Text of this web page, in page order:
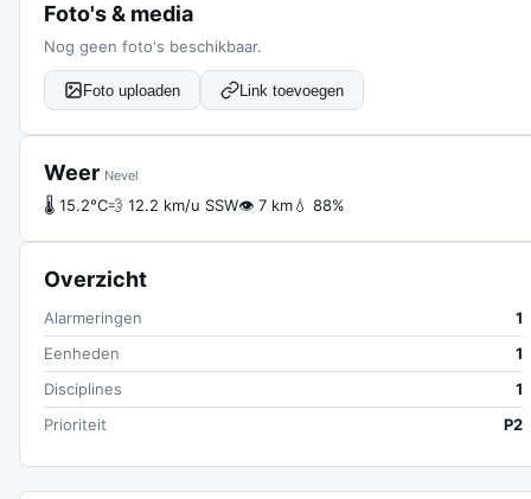
Foto's & media
Nog geen foto's beschikbaar.
Foto uploaden Link toevoegen
Weer Nevel
🌡 15.2°C💨 12.2 km/u SSW👁 7 km💧 88%
Overzicht
Alarmeringen
1
Eenheden
1
Disciplines
1
Prioriteit
P2